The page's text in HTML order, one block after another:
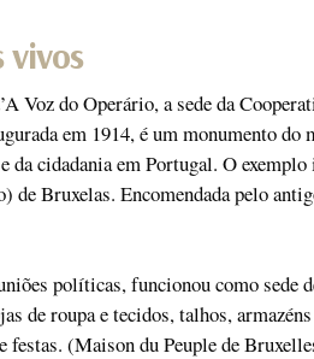
vivos
Voz do Operário, a sede da
em 1914, é um monumento do
da cidadania em Portugal. O
de Bruxelas. Encomendada pelo
políticas, funcionou como sede
de roupa e tecidos, talhos,
festas. (Maison du Peuple de